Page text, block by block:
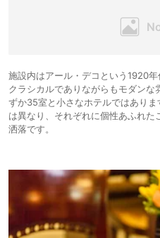
施設内はアール・デコという1920年
クラシカルでありながらもモダン
ずか35室と小さなホテルではあり
は異なり、それぞれに個性あふれ
洒落です。